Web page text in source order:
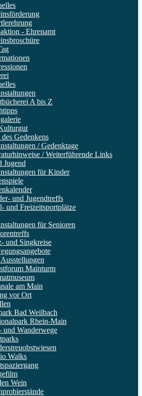
- Ehrenamt
A bis Z
Gedenkens
/ Gedenktage
/ Weiterführende Links
Jugend
für Kinder
und Jugendtreffs
und Freizeitsportplätze
für Senioren
und Singkreise
Mainturm
am Main
vor Ort
Bad Weilbach
Rhein-Main
und Wanderwege
Walks
Wein